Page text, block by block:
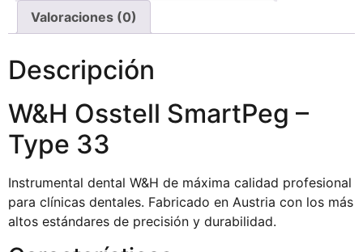
Valoraciones (0)
Descripción
W&H Osstell SmartPeg –
Type 33
Instrumental dental W&H de máxima calidad profesional
para clínicas dentales. Fabricado en Austria con los más
altos estándares de precisión y durabilidad.